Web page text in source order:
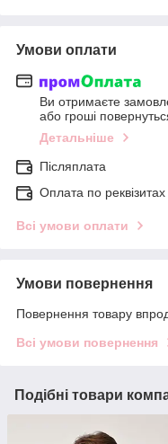
Умови оплати
Ви отримаєте
або гроші
Детальніше
Післяплата
Оплата по реквізитах
Всі умови оплати
Умови повернення
Повернення товару
Всі умови повернення
Подібні товари